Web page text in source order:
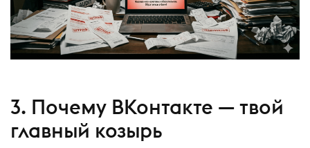
3. Почему ВКонтакте — твой
главный козырь